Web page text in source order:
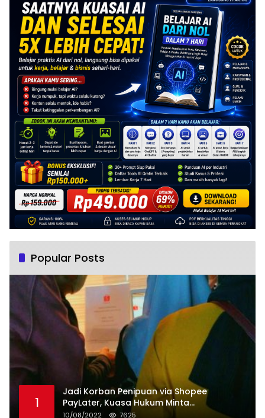
Popular Posts
1
Jadi Korban Penipuan via Shopee
PayLater, Kuasa Hukum Minta
Penangguhan Tagihan dan Hapus Bunga
10/08/2022 7625